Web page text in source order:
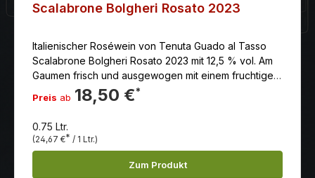
Scalabrone Bolgheri Rosato 2023
Italienischer Roséwein von Tenuta Guado al Tasso
Scalabrone Bolgheri Rosato 2023 mit 12,5 % vol. Am
Gaumen frisch und ausgewogen mit einem fruchtigen
anhaltenden Nachgeschmack. Anbaugebiet: Italien -
Toskana Erzeuger: Antinori - Tenuta Guado al Tasso
Sauvignon, 10% Diverse Farbe: rosé Reifegrad:
Genießen und Lagerungsfähig Beschreibung:Ein
Bandit mit dem Spitznamen „Scalabrone“ verlieh
Preis ab 18,50 €*
0.75 Ltr.
(24,67 €* / 1 Ltr.)
Zum Produkt